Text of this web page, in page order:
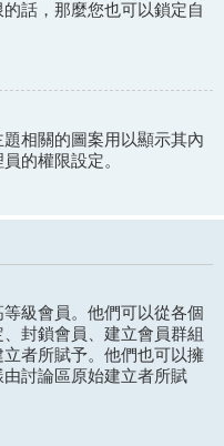
話，那麼您也可以鎖定自
相關的圖案用以顯示其內
的權限設定。
級會員。他們可以從各個
封鎖會員、建立會員群組
者所賦予。他們也可以擁
討論區原始建立者所賦